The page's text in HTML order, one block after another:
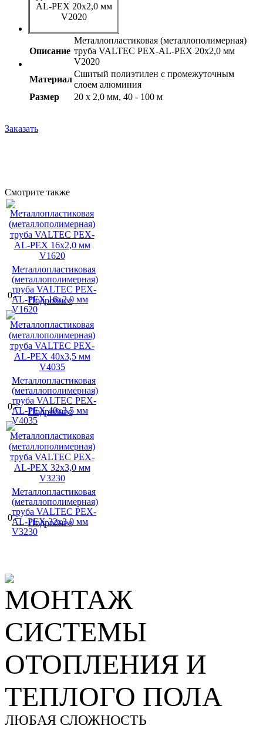
AL-PEX 20х2,0 мм
V2020
Описание
Металлопластиковая (металлополимерная)
труба VALTEC PEX-AL-PEX 20х2,0 мм
V2020
Материал
Сшитый полиэтилен с промежуточным
слоем алюминия
Размер
20 x 2,0 мм, 40 - 100 м
Заказать
Смотрите также
Металлопластиковая
(металлополимерная)
труба VALTEC PEX-
AL-PEX 16х2,0 мм
V1620
0.–
Подробнее
Металлопластиковая
(металлополимерная)
труба VALTEC PEX-
AL-PEX 40х3,5 мм
V4035
0.–
Подробнее
Металлопластиковая
(металлополимерная)
труба VALTEC PEX-
AL-PEX 32х3,0 мм
V3230
0.–
Подробнее
МОНТАЖ
СИСТЕМЫ
ОТОПЛЕНИЯ И
ТЕПЛОГО ПОЛА
ЛЮБАЯ СЛОЖНОСТЬ